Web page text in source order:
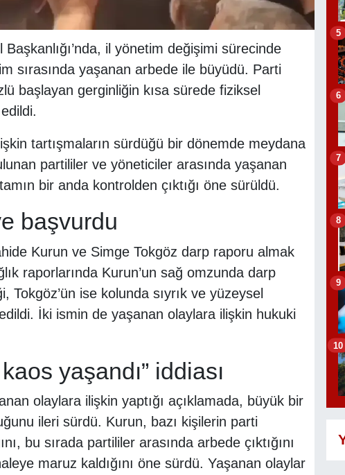
il yönetim değişimi sürecinde
sırasında yaşanan arbede ile büyüdü. Parti
başlayan gerginliğin kısa sürede fiziksel
tartışmaların sürdüğü bir dönemde meydana
partililer ve yöneticiler arasında yaşanan
bir anda kontrolden çıktığı öne sürüldü.
başvurdu
Kurun ve Simge Tokgöz darp raporu almak
raporlarında Kurun’un sağ omzunda darp
Tokgöz’ün ise kolunda sıyrık ve yüzeysel
İki ismin de yaşanan olaylara ilişkin hukuki
yaşandı” iddiası
olaylara ilişkin yaptığı açıklamada, büyük bir
ileri sürdü. Kurun, bazı kişilerin parti
bu sırada partililer arasında arbede çıktığını
maruz kaldığını öne sürdü. Yaşanan olaylar
5
6
7
8
9
10